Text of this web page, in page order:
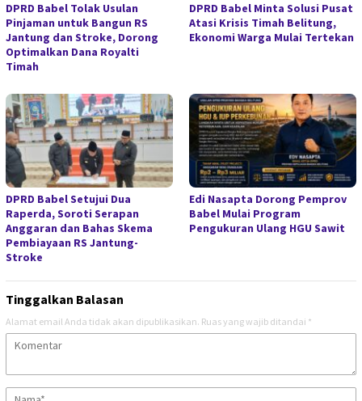
DPRD Babel Tolak Usulan
Pinjaman untuk Bangun RS
Jantung dan Stroke, Dorong
Optimalkan Dana Royalti
Timah
DPRD Babel Minta Solusi Pusat
Atasi Krisis Timah Belitung,
Ekonomi Warga Mulai Tertekan
DPRD Babel Setujui Dua
Raperda, Soroti Serapan
Anggaran dan Bahas Skema
Pembiayaan RS Jantung-
Stroke
Edi Nasapta Dorong Pemprov
Babel Mulai Program
Pengukuran Ulang HGU Sawit
Tinggalkan Balasan
Alamat email Anda tidak akan dipublikasikan. Ruas yang wajib ditandai *